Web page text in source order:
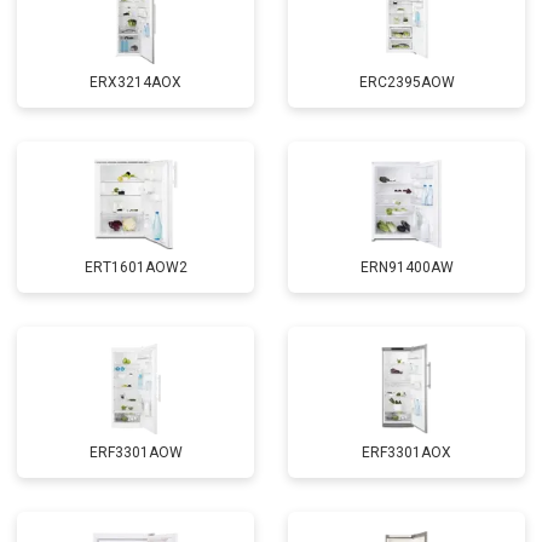
ERX3214AOX ERC2395AOW
ERT1601AOW2 ERN91400AW
ERF3301AOW ERF3301AOX